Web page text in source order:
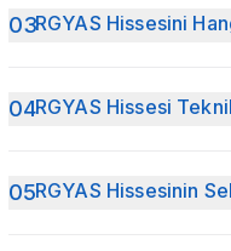
03RGYAS Hissesini
04RGYAS Hissesi
05RGYAS Hissesinin